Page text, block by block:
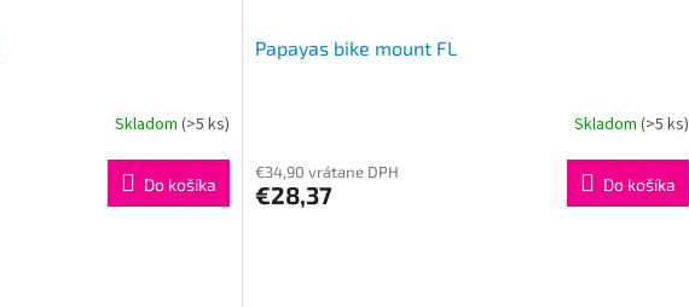
Skladom(>5 ks)
Do košíka
Papayas bike mount FL
Skladom (>5 ks)
€34,90 vrátane DPH
€28,37 Do košíka